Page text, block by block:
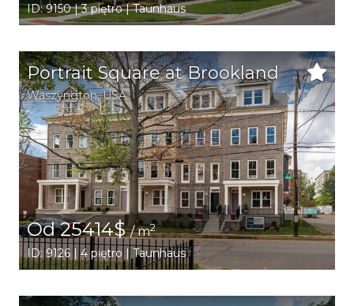
ID: 9150 | 3 piętro | Taunhaus
Portrait Square at Brookland
Waszyngton,USA
Od 25414$/ m2
ID: 9126 | 4 piętro | Taunhaus